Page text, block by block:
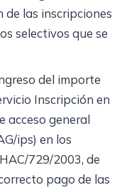
las inscripciones
selectivos que se
del importe
Inscripción en
acceso general
ips) en los
729/2003, de
pago de las